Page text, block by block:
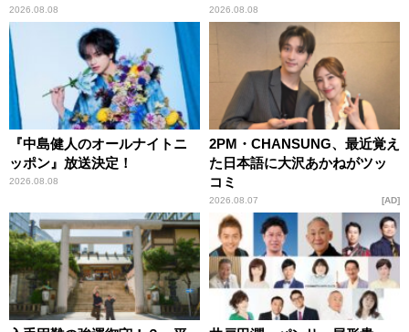
とてもワクワクしておりま
す！」
2026.08.08 2026.08.08
『中島健人のオールナイトニ
ッポン』放送決定！
2026.08.08
2PM・CHANSUNG、最近覚え
た日本語に大沢あかねがツッ
コミ
2026.08.07 AD